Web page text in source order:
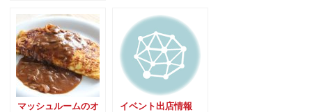
マッシュルームのオ
イベント出店情報